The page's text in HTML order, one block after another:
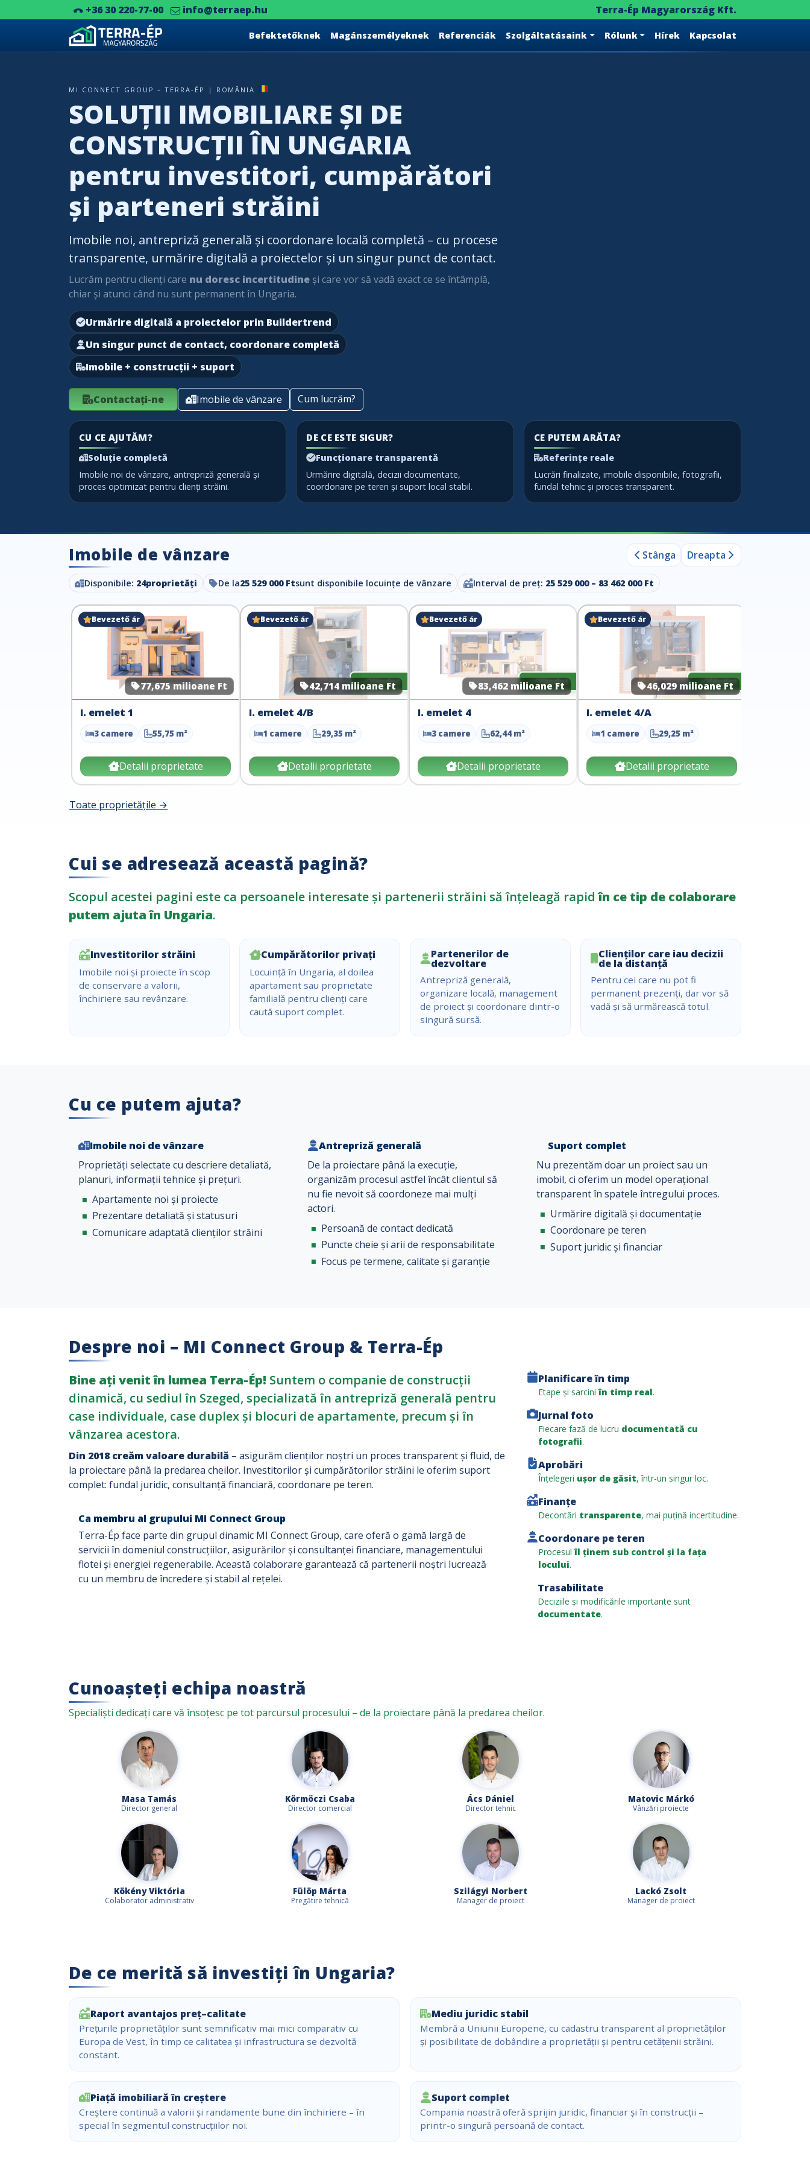
+36 30 220-77-00 info@terraep.hu Terra-Ép Magyarország Kft.
Main Navigation Befektetőknek Magánszemélyeknek Referenciák Szolgáltatásaink Rólunk Hírek Kapcsolat
MI Connect Group – Terra-Ép | România
SOLUȚII IMOBILIARE ȘI DE
CONSTRUCȚII ÎN UNGARIA
pentru investitori, cumpărători
și parteneri străini
Imobile noi, antrepriză generală și coordonare locală completă – cu procese
transparente, urmărire digitală a proiectelor și un singur punct de contact.
Lucrăm pentru clienți care nu doresc incertitudine și care vor să vadă exact ce se întâmplă,
chiar și atunci când nu sunt permanent în Ungaria.
Urmărire digitală a proiectelor prin Buildertrend
Un singur punct de contact, coordonare completă
Imobile + construcții + suport
Contactați-ne Imobile de vânzare Cum lucrăm?
CU CE AJUTĂM?
Soluție completă
Imobile noi de vânzare, antrepriză generală și
proces optimizat pentru clienți străini.
DE CE ESTE SIGUR?
Funcționare transparentă
Urmărire digitală, decizii documentate,
coordonare pe teren și suport local stabil.
CE PUTEM ARĂTA?
Referințe reale
Lucrări finalizate, imobile disponibile, fotografii,
fundal tehnic și proces transparent.
Imobile de vânzare Stânga Dreapta
Disponibile: 24proprietăți De la25 529 000 Ftsunt disponibile locuințe de vânzare Interval de preț: 25 529 000 – 83 462 000 Ft
77,675 milioane Ft
Bevezető ár
I. emelet 1
3 camere 55,75 m²
Detalii proprietate
Vândut
42,714 milioane Ft
Bevezető ár
I. emelet 4/B
1 camere 29,35 m²
Detalii proprietate
Vândut
83,462 milioane Ft
Bevezető ár
I. emelet 4
3 camere 62,44 m²
Detalii proprietate
Vândut
46,029 milioane Ft
Bevezető ár
I. emelet 4/A
1 camere 29,25 m²
Detalii proprietate
Toate proprietățile →
Cui se adresează această pagină?
Scopul acestei pagini este ca persoanele interesate și partenerii străini să înțeleagă rapidîn ce tip de colaborare
putem ajuta în Ungaria.
Investitorilor străini
Imobile noi și proiecte în scop
de conservare a valorii,
închiriere sau revânzare.
Cumpărătorilor privați
Locuință în Ungaria, al doilea
apartament sau proprietate
familială pentru clienți care
caută suport complet.
Partenerilor de
dezvoltare
Antrepriză generală,
organizare locală, management
de proiect și coordonare dintr-o
singură sursă.
Clienților care iau decizii
de la distanță
Pentru cei care nu pot fi
permanent prezenți, dar vor să
vadă și să urmărească totul.
Cu ce putem ajuta?
Imobile noi de vânzare
Proprietăți selectate cu descriere detaliată,
planuri, informații tehnice și prețuri.
Apartamente noi și proiecte
Prezentare detaliată și statusuri
Comunicare adaptată clienților străini
Antrepriză generală
De la proiectare până la execuție,
organizăm procesul astfel încât clientul să
nu fie nevoit să coordoneze mai mulți
actori.
Persoană de contact dedicată
Puncte cheie și arii de responsabilitate
Focus pe termene, calitate și garanție
Suport complet
Nu prezentăm doar un proiect sau un
imobil, ci oferim un model operațional
transparent în spatele întregului proces.
Urmărire digitală și documentație
Coordonare pe teren
Suport juridic și financiar
Despre noi – MI Connect Group & Terra-Ép
Bine ați venit în lumea Terra-Ép! Suntem o companie de construcții
dinamică, cu sediul în Szeged, specializată în antrepriză generală pentru
case individuale, case duplex și blocuri de apartamente, precum și în
vânzarea acestora.
Din 2018 creăm valoare durabilă – asigurăm clienților noștri un proces transparent și fluid, de
la proiectare până la predarea cheilor. Investitorilor și cumpărătorilor străini le oferim suport
complet: fundal juridic, consultanță financiară, coordonare pe teren.
Ca membru al grupului MI Connect Group
Terra-Ép face parte din grupul dinamic MI Connect Group, care oferă o gamă largă de
servicii în domeniul construcțiilor, asigurărilor și consultanței financiare, managementului
flotei și energiei regenerabile. Această colaborare garantează că partenerii noștri lucrează
cu un membru de încredere și stabil al rețelei.
Planificare în timp
Etape și sarciniîn timp real.
Jurnal foto
Fiecare fază de lucru documentată cu
fotografii.
Aprobări
Înțelegeri ușor de găsit, într-un singur loc.
Finanțe
Decontări transparente, mai puțină incertitudine.
Coordonare pe teren
Procesulîl ținem sub control și la fața
locului.
Trasabilitate
Deciziile și modificările importante sunt
documentate.
Cunoașteți echipa noastră
Specialiști dedicați care vă însoțesc pe tot parcursul procesului – de la proiectare până la predarea cheilor.
Masa Tamás
Director general
Körmöczi Csaba
Director comercial
Ács Dániel
Director tehnic
Matovic Márkó
Vânzări proiecte
Kökény Viktória
Colaborator administrativ
Fülöp Márta
Pregătire tehnică
Szilágyi Norbert
Manager de proiect
Lackó Zsolt
Manager de proiect
De ce merită să investiți în Ungaria?
Raport avantajos preț–calitate
Prețurile proprietăților sunt semnificativ mai mici comparativ cu
Europa de Vest, în timp ce calitatea și infrastructura se dezvoltă
constant.
Mediu juridic stabil
Membră a Uniunii Europene, cu cadastru transparent al proprietăților
și posibilitate de dobândire a proprietății și pentru cetățenii străini.
Piață imobiliară în creștere
Creștere continuă a valorii și randamente bune din închiriere – în
special în segmentul construcțiilor noi.
Suport complet
Compania noastră oferă sprijin juridic, financiar și în construcții –
printr-o singură persoană de contact.